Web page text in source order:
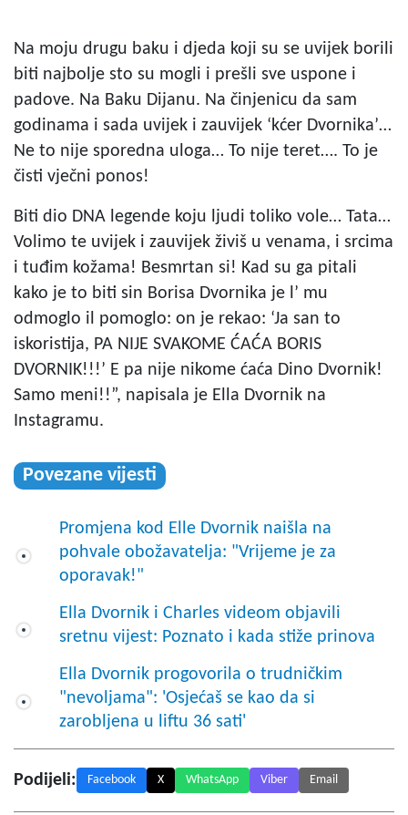
Na moju drugu baku i djeda koji su se uvijek borili
biti najbolje sto su mogli i prešli sve uspone i
padove. Na Baku Dijanu. Na činjenicu da sam
godinama i sada uvijek i zauvijek ‘kćer Dvornika’…
Ne to nije sporedna uloga… To nije teret…. To je
čisti vječni ponos!
Biti dio DNA legende koju ljudi toliko vole… Tata…
Volimo te uvijek i zauvijek živiš u venama, i srcima
i tuđim kožama! Besmrtan si! Kad su ga pitali
kako je to biti sin Borisa Dvornika je l’ mu
odmoglo il pomoglo: on je rekao: ‘Ja san to
iskoristija, PA NIJE SVAKOME ĆAĆA BORIS
DVORNIK!!!’ E pa nije nikome ćaća Dino Dvornik!
Samo meni!!”, napisala je Ella Dvornik na
Instagramu.
Povezane vijesti
Promjena kod Elle Dvornik naišla na
pohvale obožavatelja: "Vrijeme je za
oporavak!"
Ella Dvornik i Charles videom objavili
sretnu vijest: Poznato i kada stiže prinova
Ella Dvornik progovorila o trudničkim
"nevoljama": 'Osjećaš se kao da si
zarobljena u liftu 36 sati'
Podijeli: Facebook X WhatsApp Viber Email